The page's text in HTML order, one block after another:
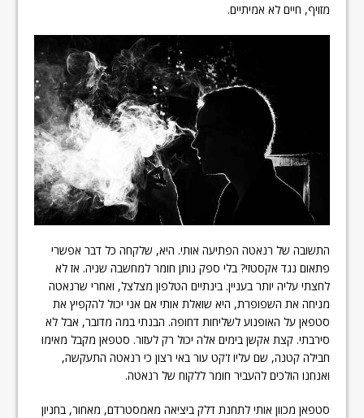
מזויף, חיים לא אמיתיים.
התשובה של רנאטה הפתיעה אותי. היא, שלקחה כל דבר אפשרי
פתאום נגד אקסטזי? בלי ספק נותן חומר למחשבה שניה. אז לא
לחצתי עליה יותר בעניין. בינתיים הטלפון מצלצל, ואחרי שרנאטה
מניחה את השפופרת, היא שואלת אותי אם אני יכול להקפיץ את
סטפאן על האופנוע לשליחות דחופה. הבנתי במה מדובר, אבל לא
סירבתי. קצת אקשן בימים אלה יכול רק לעזור. סטפאן מקבל מאימו
חבילה קטנה, שם עליו ז'קט עור באי רצון כי רנאטה התעקשה,
ואנחנו הולכים להעביר חומר ללקוח של רנאטה.
סטפאן מכוון אותי לתחנת דלק ביציאה מאמסטרדם, מאחור, בחניון